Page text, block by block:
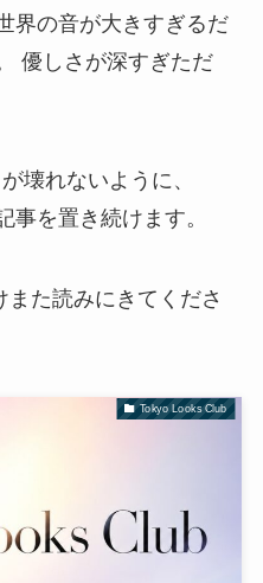
界の音が大きすぎるだ
優しさが深すぎただ
壊れないように、
事を置き続けます。
た読みにきてくださ
Tokyo Looks Club